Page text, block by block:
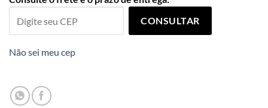
CONSULTAR
Não sei meu cep